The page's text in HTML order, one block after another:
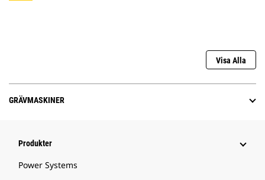
Visa Alla
GRÄVMASKINER
Produkter
Power Systems